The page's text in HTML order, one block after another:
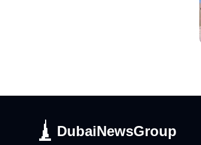
DubaiNewsGroup